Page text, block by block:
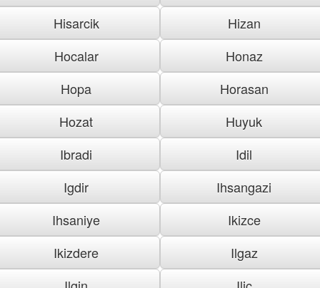
Hisarcik
Hizan
Hocalar
Honaz
Hopa
Horasan
Hozat
Huyuk
Ibradi
Idil
Igdir
Ihsangazi
Ihsaniye
Ikizce
Ikizdere
Ilgaz